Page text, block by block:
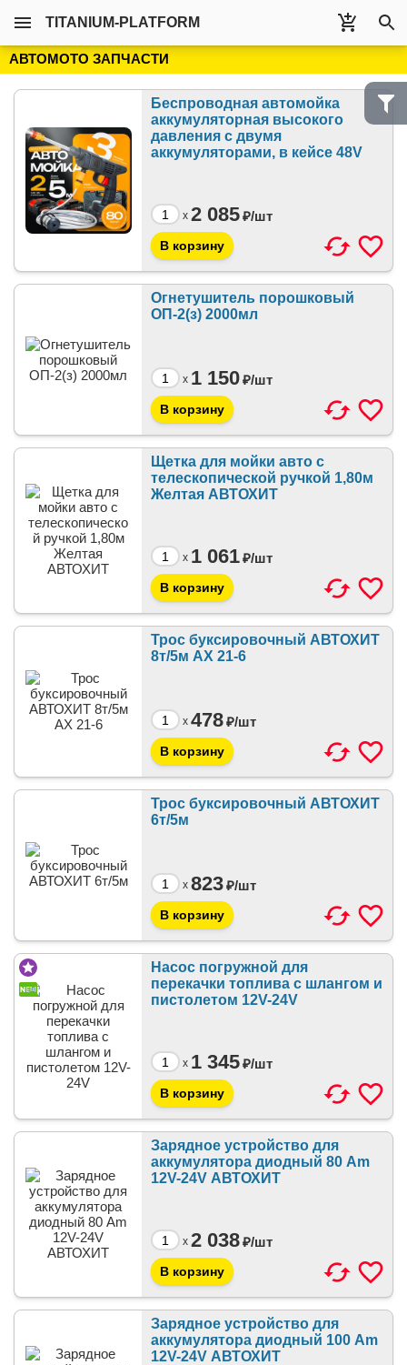
TITANIUM-PLATFORM
АВТОМОТО ЗАПЧАСТИ
Беспроводная автомойка
аккумуляторная высокого
давления с двумя
аккумуляторами, в кейсе 48V
x 2 085₽/шт
Огнетушитель порошковый
ОП-2(з) 2000мл
x 1 150₽/шт
Щетка для мойки авто с
телескопической ручкой 1,80м
Желтая АВТОХИТ
x 1 061₽/шт
Трос буксировочный АВТОХИТ
8т/5м AX 21-6
x 478₽/шт
Трос буксировочный АВТОХИТ
6т/5м
x 823₽/шт
Насос погружной для
перекачки топлива с шлангом и
пистолетом 12V-24V
x 1 345₽/шт
Зарядное устройство для
аккумулятора диодный 80 Am
12V-24V АВТОХИТ
x 2 038₽/шт
Зарядное устройство для
аккумулятора диодный 100 Am
12V-24V АВТОХИТ